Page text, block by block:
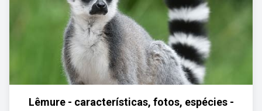
Lêmure - características, fotos, espécies -